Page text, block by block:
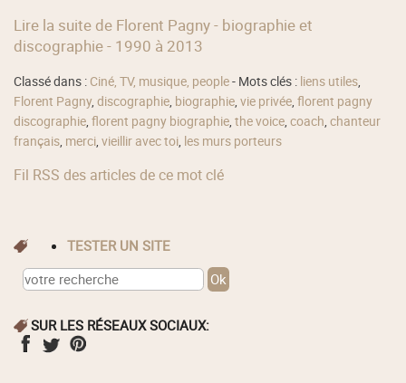
Lire la suite de Florent Pagny - biographie et
discographie - 1990 à 2013
Classé dans : Ciné, TV, musique, people- Mots clés : liens utiles,
Florent Pagny,discographie, biographie,vie privée,florent pagny
discographie,florent pagny biographie,the voice,coach,chanteur
français, merci,vieillir avec toi, les murs porteurs
Fil RSS des articles de ce mot clé
TESTER UN SITE
SUR LES RÉSEAUX SOCIAUX: